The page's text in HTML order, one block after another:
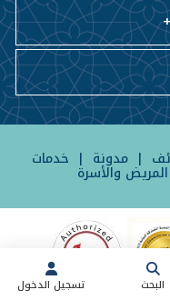
البحث تسجيل الدخول
| مدونة | خدمات
والأسرة